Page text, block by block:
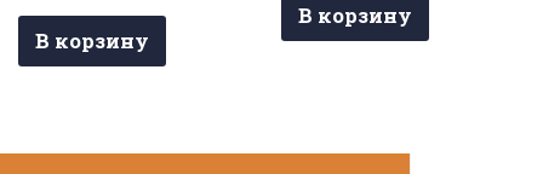
В корзину
В корзину